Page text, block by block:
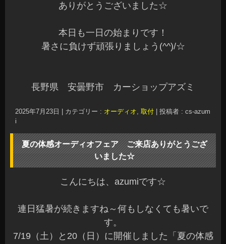
ありがとうございました☆
本日も一日の始まりです！
暑さに負けず頑張りましょう(^^)/☆
長野県 安曇野市 カーショップアズミ
2025年7月23日 カテゴリー : オーディオ, 取付
投稿者 : cs-azum
i
夏の体感オーディオフェア ご来店ありがとうござ
いました☆
こんにちは、azumiです☆
連日猛暑が続きますね～何もしなくても暑いで
す。
7/19（土）と20（日）に開催しました「夏の体感